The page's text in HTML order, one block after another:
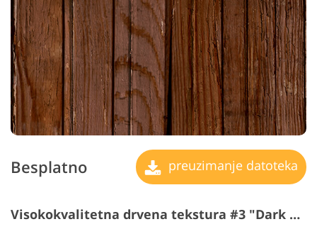
Besplatno preuzimanje datoteka
Visokokvalitetna drvena tekstura #3 "Dark Beige"